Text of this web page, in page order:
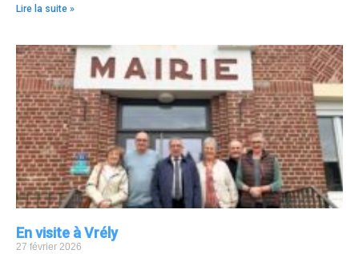
Lire la suite »
En visite à Vrély
27 février 2026